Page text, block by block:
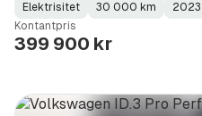
Fuel
Type:
Elektrisitet
Kilometerstand:
30 000 km
Model
Year:
2023
Gearbox
Type:
Kontantpris
399 900 kr